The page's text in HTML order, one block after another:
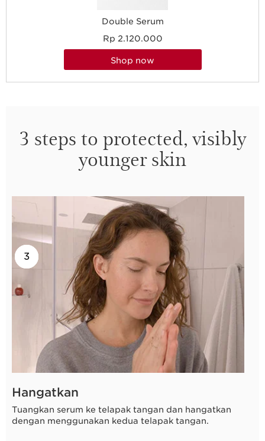
Double Serum
Rp 2.120.000
shop now
3 steps to protected, visibly
younger skin
1
Hangatkan
Tuangkan serum ke telapak tangan dan hangatkan
dengan menggunakan kedua telapak tangan.
2
3